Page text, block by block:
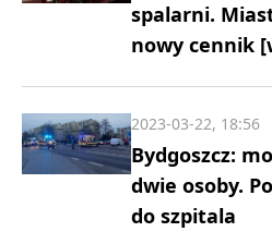
spalarni.
nowy cennik
Bydgoszcz:
dwie osoby.
do szpitala
2023-03-22, 18:56